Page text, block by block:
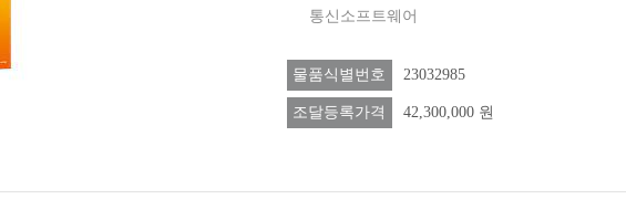
통신소프트웨어
물품식별번호 23032985
조달등록가격 42,300,000 원